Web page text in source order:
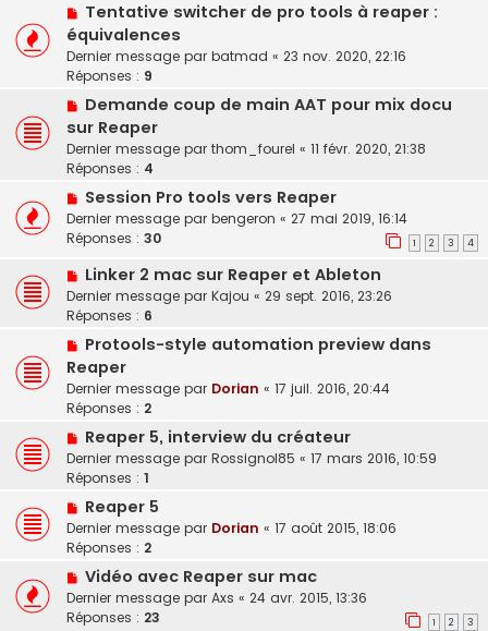
Tentative switcher de pro tools à reaper :
équivalences
Dernier message par batmad « 23 nov. 2020, 22:16
Réponses : 9
Demande coup de main AAT pour mix docu
sur Reaper
Dernier message par thom_fourel « 11 févr. 2020, 21:38
Réponses : 4
Session Pro tools vers Reaper
Dernier message par bengeron « 27 mai 2019, 16:14
Réponses : 30 1 2 3 4
Linker 2 mac sur Reaper et Ableton
Dernier message par Kajou « 29 sept. 2016, 23:26
Réponses : 6
Protools-style automation preview dans
Reaper
Dernier message par Dorian « 17 juil. 2016, 20:44
Réponses : 2
Reaper 5, interview du créateur
Dernier message par Rossignol85 « 17 mars 2016, 10:59
Réponses : 1
Reaper 5
Dernier message par Dorian « 17 août 2015, 18:06
Réponses : 2
Vidéo avec Reaper sur mac
Dernier message par Axs « 24 avr. 2015, 13:36
Réponses : 23 1 2 3